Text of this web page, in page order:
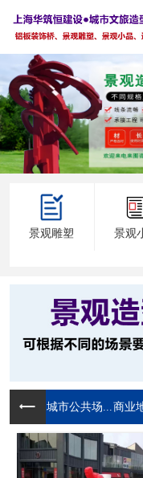
景观雕塑 景观
城市公共场... 商业